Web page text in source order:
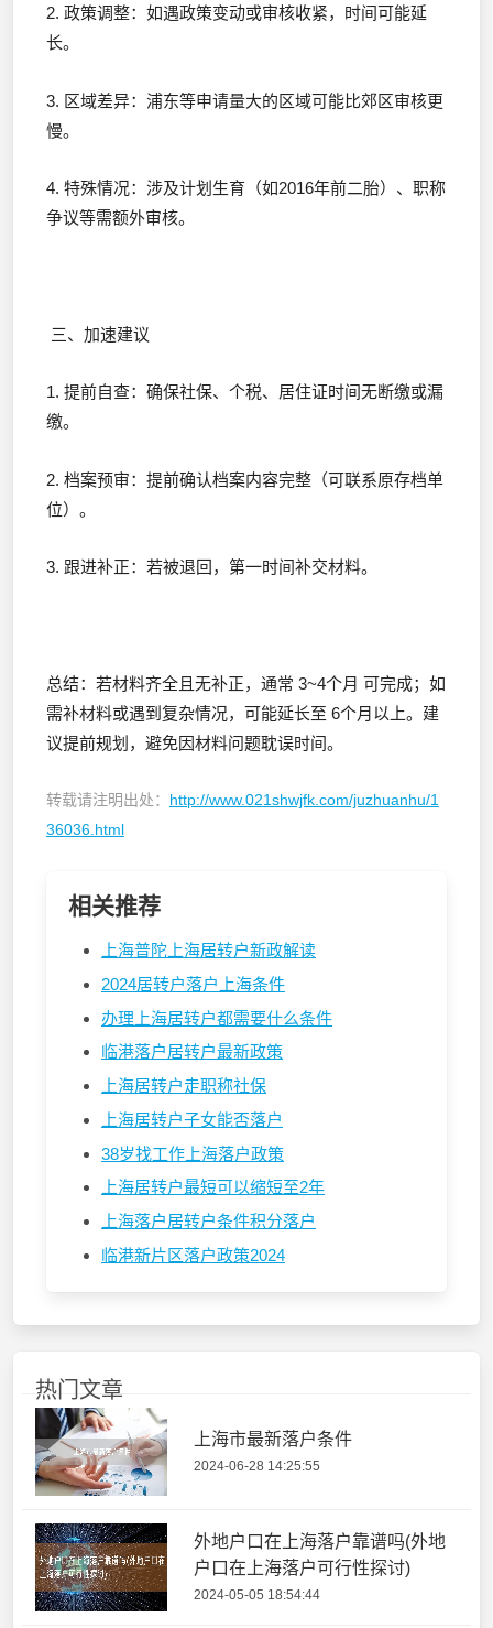
2. 政策调整：如遇政策变动或审核收紧，时间可能延
长。
3. 区域差异：浦东等申请量大的区域可能比郊区审核更
慢。
4. 特殊情况：涉及计划生育（如2016年前二胎）、职称
争议等需额外审核。
三、加速建议
1. 提前自查：确保社保、个税、居住证时间无断缴或漏
缴。
2. 档案预审：提前确认档案内容完整（可联系原存档单
位）。
3. 跟进补正：若被退回，第一时间补交材料。
总结：若材料齐全且无补正，通常 3~4个月 可完成；如
需补材料或遇到复杂情况，可能延长至 6个月以上。建
议提前规划，避免因材料问题耽误时间。
转载请注明出处： http://www.021shwjfk.com/juzhuanhu/1
36036.html
相关推荐
上海普陀上海居转户新政解读
2024居转户落户上海条件
办理上海居转户都需要什么条件
临港落户居转户最新政策
上海居转户走职称社保
上海居转户子女能否落户
38岁找工作上海落户政策
上海居转户最短可以缩短至2年
上海落户居转户条件积分落户
临港新片区落户政策2024
热门文章
上海市最新落户条件
2024-06-28 14:25:55
外地户口在上海落户靠谱吗(外地
户口在上海落户可行性探讨)
2024-05-05 18:54:44